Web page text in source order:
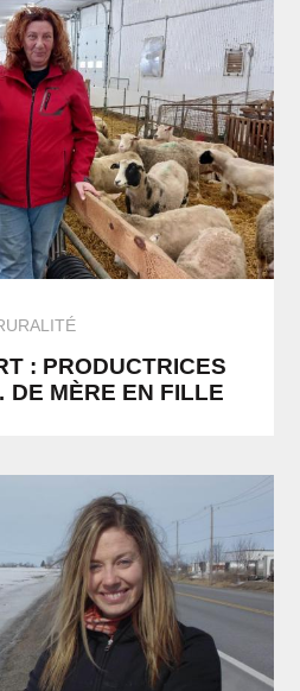
: PRODUCTRICES
DE MÈRE EN FILLE